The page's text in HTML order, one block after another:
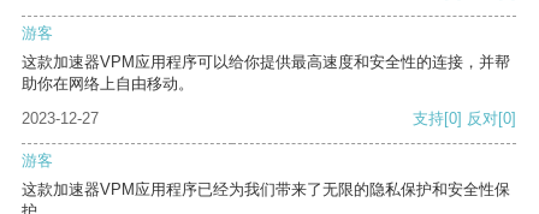
游客
这款加速器VPM应用程序可以给你提供最高速度和安全性的连接，并帮
助你在网络上自由移动。
2023-12-27
支持[0] 反对[0]
游客
这款加速器VPM应用程序已经为我们带来了无限的隐私保护和安全性保